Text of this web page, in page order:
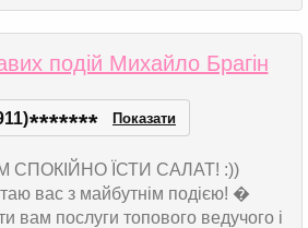
подій Михайло Брагін
******* Показати
ЇСТИ САЛАТ! :))
вас з майбутнім подією! �
вам послуги топового ведучого і